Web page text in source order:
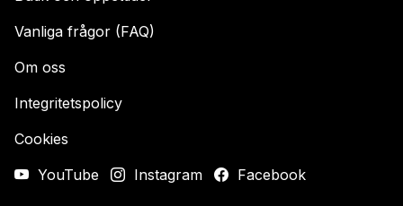
Vanliga frågor (FAQ)
Om oss
Integritetspolicy
Cookies
YouTube
Instagram Facebook